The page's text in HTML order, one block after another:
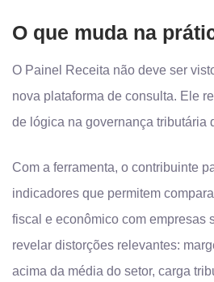
O que muda na
O Painel Receita não deve ser
nova plataforma de consulta. Ele
de lógica na governança tributária
Com a ferramenta, o contribuinte
indicadores que permitem
fiscal e econômico com empresas
revelar distorções relevantes:
acima da média do setor, carga